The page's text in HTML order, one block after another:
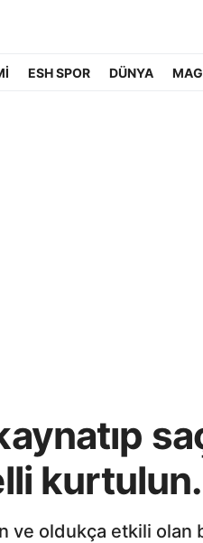
ESH SPOR DÜNYA
ve oldukça etkili